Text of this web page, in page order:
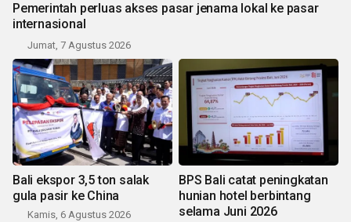
Pemerintah perluas akses pasar jenama lokal ke pasar
internasional
Jumat, 7 Agustus 2026
Bali ekspor 3,5 ton salak
gula pasir ke China
Kamis, 6 Agustus 2026
BPS Bali catat peningkatan
hunian hotel berbintang
selama Juni 2026